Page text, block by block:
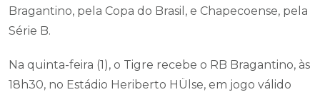
Bragantino, pela Copa do Brasil, e Chapecoense, pela
Série B.
Na quinta-feira (1), o Tigre recebe o RB Bragantino, às
18h30, no Estádio Heriberto HÜlse, em jogo válido